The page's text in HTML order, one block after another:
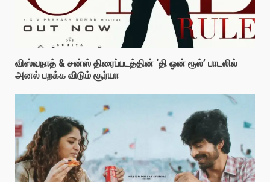
விஸ்வநாத் & சன்ஸ் திரைப்படத்தின் ‘தி ஒன் ரூல்’ பாடலில்
அனல் பறக்க விடும் சூர்யா